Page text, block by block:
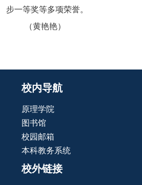
步一等奖等多项荣誉。
（黄艳艳）
校内导航
原理学院
图书馆
校园邮箱
本科教务系统
校外链接